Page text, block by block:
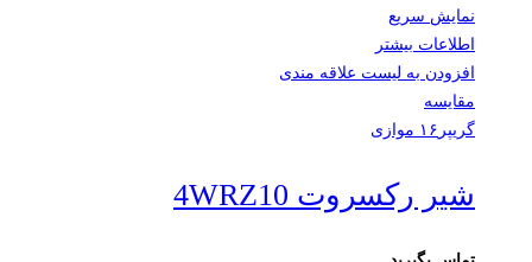
نمایش سریع
اطلاعات بیشتر
افزودن به لیست علاقه مندی
مقایسه
گریپر۱۶ موازی
شیر رکسروت 4WRZ10